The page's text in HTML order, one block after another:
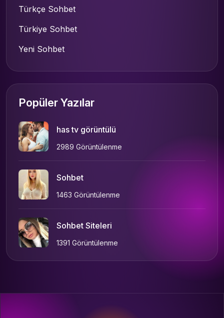
Türkçe Sohbet
Türkiye Sohbet
Yeni Sohbet
Popüler Yazılar
has tv görüntülü
2989 Görüntülenme
Sohbet
1463 Görüntülenme
Sohbet Siteleri
1391 Görüntülenme